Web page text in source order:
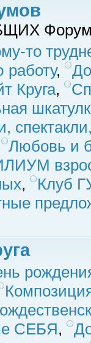
то
,
Круга,
Любовь и
,
Клуб
СЕБЯ,